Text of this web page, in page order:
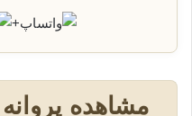
+
مشاهده